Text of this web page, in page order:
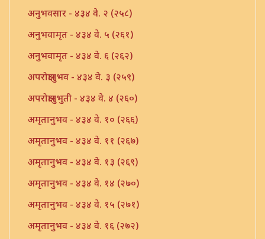
अनुभवसार - ४३४ वे. २ (२५८)
अनुभवामृत - ४३४ वे. ५ (२६१)
अनुभवामृत - ४३४ वे. ६ (२६२)
अपरोक्षानुभव - ४३४ वे. ३ (२५९)
अपरोक्षानुभुती - ४३४ वे. ४ (२६०)
अमृतानुभव - ४३४ वे. १० (२६६)
अमृतानुभव - ४३४ वे. ११ (२६७)
अमृतानुभव - ४३४ वे. १३ (२६९)
अमृतानुभव - ४३४ वे. १४ (२७०)
अमृतानुभव - ४३४ वे. १५ (२७१)
अमृतानुभव - ४३४ वे. १६ (२७२)